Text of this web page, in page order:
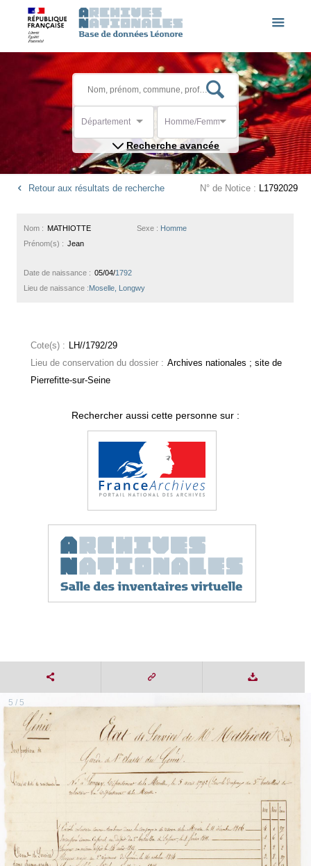
Département Homme/Femme
Recherche avancée
Retour aux résultats de recherche N° de Notice : L1792029
Sexe : Homme
Nom : MATHIOTTE
Prénom(s) : Jean
Date de naissance : 05/04/1792
Lieu de naissance :Moselle, Longwy
Cote(s) : LH//1792/29
Lieu de conservation du dossier : Archives nationales ; site de
Pierrefitte-sur-Seine
Rechercher aussi cette personne sur :
5 / 5